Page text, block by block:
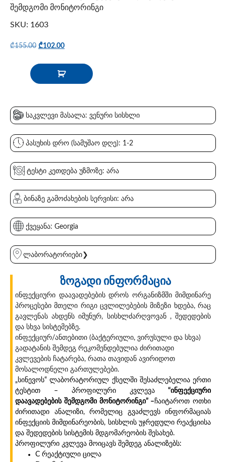
შემდგომი მონიტორინგი
SKU: 1603
₾155.00 ₾102.00
საკვლევი მასალა: ვენური სისხლი
პასუხის დრო (სამუშაო დღე): 1-2
ტესტი კეთდება უზმოზე: არა
ბინაზე გამოძახების სერვისი: არა
ქვეყანა: Georgia
ლაბორატორიები❯
ზოგადი ინფორმაცია
ინფექციური დაავადებების დროს ორგანიზმში მიმდინარე
პროცესები მთელი რიგი ცვლილებების მიზეზი ხდება, რაც
გავლენას ახდენს იმუნურ, სისხლძარღვოვან , შედედების
და სხვა სისტემებზე.
ინფექციურ/ანთებითი (ბაქტერიული, ვირუსული და სხვა)
გადატანის შემდეგ რეკომენდებულია ძირითადი
კვლევების ჩატარება, რათა თავიდან ავირიდოთ
მოსალოდნელი გართულებები.
„სინევოს“ ლაბორატორიულ ქსელში შესაძლებელია ერთი
ტესტით – პროფილური კვლევა “ინფექციური
დაავადებების შემდგომი მონიტორინგი” – ჩაიტაროთ ოთხი
ძირითადი ანალიზი, რომელიც გვაძლევს ინფორმაციას
ინფექციის მიმდინარეობის, სისხლის უჯრედული რეაქციისა
და შედედების სისტემის მდგომარეობის შესახებ.
პროფილური კვლევა მოიცავს შემდეგ ანალიზებს:
C რეაქტიული ცილა